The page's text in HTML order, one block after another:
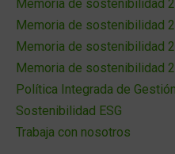
Memoria de sostenibilidad
Memoria de sostenibilidad
Memoria de sostenibilidad
Memoria de sostenibilidad
Política Integrada de Gestión
Sostenibilidad ESG
Trabaja con nosotros